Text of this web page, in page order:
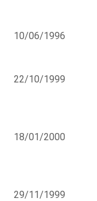
10/06/1996
22/10/1999
18/01/2000
29/11/1999